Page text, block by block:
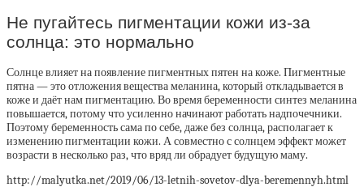
Не пугайтесь пигментации кожи из-за
солнца: это нормально
Солнце влияет на появление пигментных пятен на коже. Пигментные
пятна — это отложения вещества меланина, который откладывается в
коже и даёт нам пигментацию. Во время беременности синтез меланина
повышается, потому что усиленно начинают работать надпочечники.
Поэтому беременность сама по себе, даже без солнца, располагает к
изменению пигментации кожи. А совместно с солнцем эффект может
возрасти в несколько раз, что вряд ли обрадует будущую маму.
http://malyutka.net/2019/06/13-letnih-sovetov-dlya-beremennyh.html